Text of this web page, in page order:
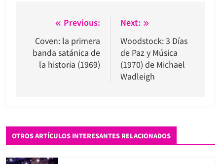
Navegación
de
entradas
Previous:
Coven: la primera
banda satánica de
la historia (1969)
Next:
Woodstock: 3 Días
de Paz y Música
(1970) de Michael
Wadleigh
OTROS ARTÍCULOS INTERESANTES RELACIONADOS